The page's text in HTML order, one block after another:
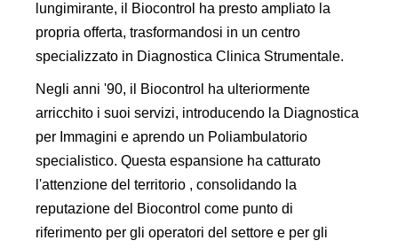
lungimirante, il Biocontrol ha presto ampliato la
propria offerta, trasformandosi in un centro
specializzato in Diagnostica Clinica Strumentale.
Negli anni '90, il Biocontrol ha ulteriormente
arricchito i suoi servizi, introducendo la Diagnostica
per Immagini e aprendo un Poliambulatorio
specialistico. Questa espansione ha catturato
l'attenzione del territorio , consolidando la
reputazione del Biocontrol come punto di
riferimento per gli operatori del settore e per gli